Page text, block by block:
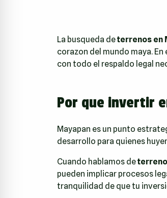
La busqueda deterrenos en
corazon del mundo maya.
con todo el respaldo legal
Por que invertir
Mayapan es un punto
desarrollo para quienes
Cuando hablamos de
pueden implicar procesos
tranquilidad de que tu